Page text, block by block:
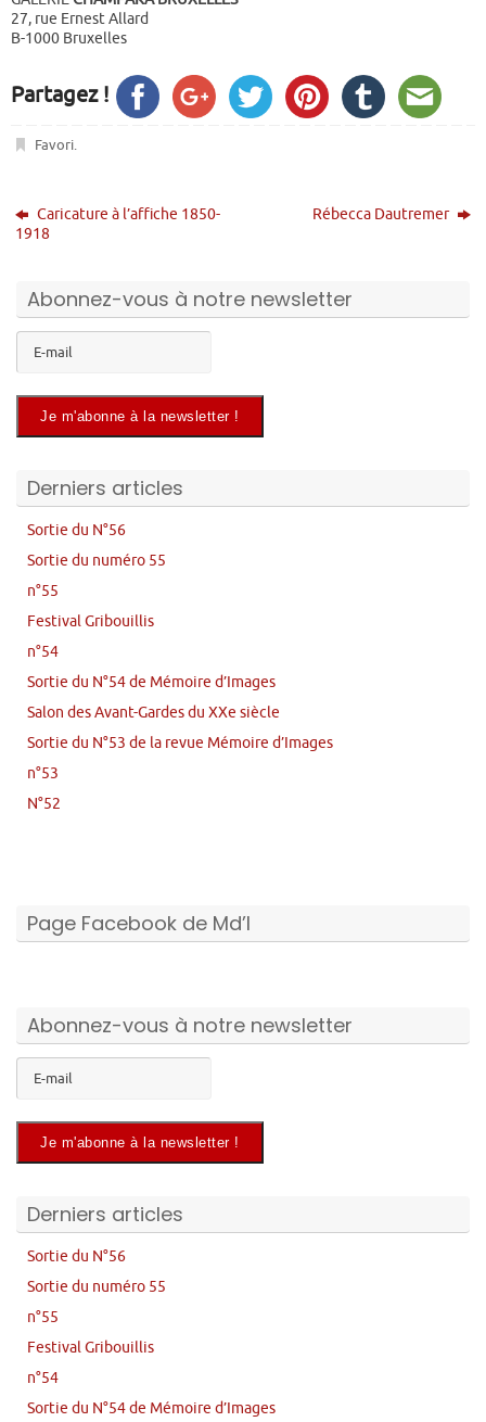
27, rue Ernest Allard
B-1000 Bruxelles
Partagez !
Favori.
Caricature à l’affiche 1850-
1918
Rébecca Dautremer
Abonnez-vous à notre newsletter
Derniers articles
Sortie du N°56
Sortie du numéro 55
n°55
Festival Gribouillis
n°54
Sortie du N°54 de Mémoire d’Images
Salon des Avant-Gardes du XXe siècle
Sortie du N°53 de la revue Mémoire d’Images
n°53
N°52
Page Facebook de Md’I
Abonnez-vous à notre newsletter
Derniers articles
Sortie du N°56
Sortie du numéro 55
n°55
Festival Gribouillis
n°54
Sortie du N°54 de Mémoire d’Images